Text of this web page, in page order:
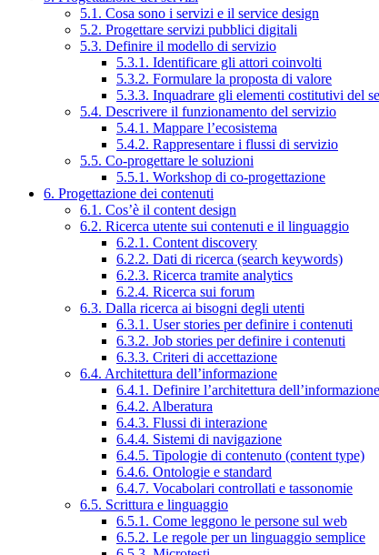
5.1. Cosa sono i servizi e il service design
5.2. Progettare servizi pubblici digitali
5.3. Definire il modello di servizio
5.3.1. Identificare gli attori coinvolti
5.3.2. Formulare la proposta di valore
5.3.3. Inquadrare gli elementi costitutivi del
5.4. Descrivere il funzionamento del servizio
5.4.1. Mappare l’ecosistema
5.4.2. Rappresentare i flussi di servizio
5.5. Co-progettare le soluzioni
5.5.1. Workshop di co-progettazione
6. Progettazione dei contenuti
6.1. Cos’è il content design
6.2. Ricerca utente sui contenuti e il linguaggio
6.2.1. Content discovery
6.2.2. Dati di ricerca (search keywords)
6.2.3. Ricerca tramite analytics
6.2.4. Ricerca sui forum
6.3. Dalla ricerca ai bisogni degli utenti
6.3.1. User stories per definire i contenuti
6.3.2. Job stories per definire i contenuti
6.3.3. Criteri di accettazione
6.4. Architettura dell’informazione
6.4.1. Definire l’architettura dell’informazione
6.4.2. Alberatura
6.4.3. Flussi di interazione
6.4.4. Sistemi di navigazione
6.4.5. Tipologie di contenuto (content type)
6.4.6. Ontologie e standard
6.4.7. Vocabolari controllati e tassonomie
6.5. Scrittura e linguaggio
6.5.1. Come leggono le persone sul web
6.5.2. Le regole per un linguaggio semplice